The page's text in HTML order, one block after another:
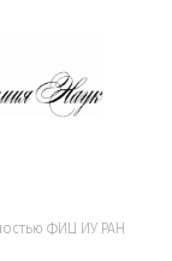
ФИЦ ИУ РАН